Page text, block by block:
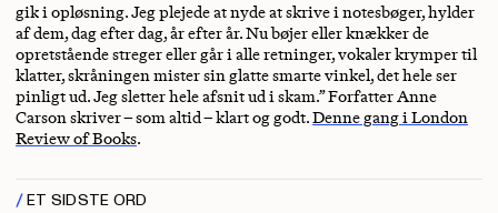
gik i opløsning. Jeg plejede at nyde at skrive i notesbøger, hylder
af dem, dag efter dag, år efter år. Nu bøjer eller knækker de
opretstående streger eller går i alle retninger, vokaler krymper til
klatter, skråningen mister sin glatte smarte vinkel, det hele ser
pinligt ud. Jeg sletter hele afsnit ud i skam.” Forfatter Anne
Carson skriver – som altid – klart og godt.Denne gang i London
Review of Books.
ET SIDSTE ORD